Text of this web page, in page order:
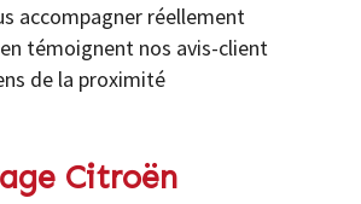
accompagner réellement
témoignent nos avis-client
de la proximité
Citroën